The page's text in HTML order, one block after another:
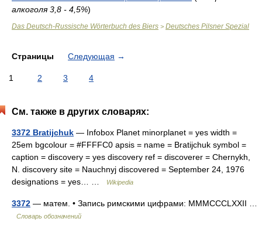
алкоголя 3,8 - 4,5%)
Das Deutsch-Russische Wörterbuch des Biers > Deutsches Pilsner Spezial
Страницы Следующая →
1 2 3 4
См. также в других словарях:
3372 Bratijchuk — Infobox Planet minorplanet = yes width =
25em bgcolour = #FFFFC0 apsis = name = Bratijchuk symbol =
caption = discovery = yes discovery ref = discoverer = Chernykh,
N. discovery site = Nauchnyj discovered = September 24, 1976
designations = yes… …
Wikipedia
3372 — матем. • Запись римскими цифрами: MMMCCCLXXII …
Словарь обозначений